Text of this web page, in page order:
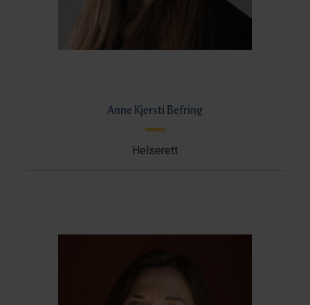
Anne Kjersti Befring
Helserett